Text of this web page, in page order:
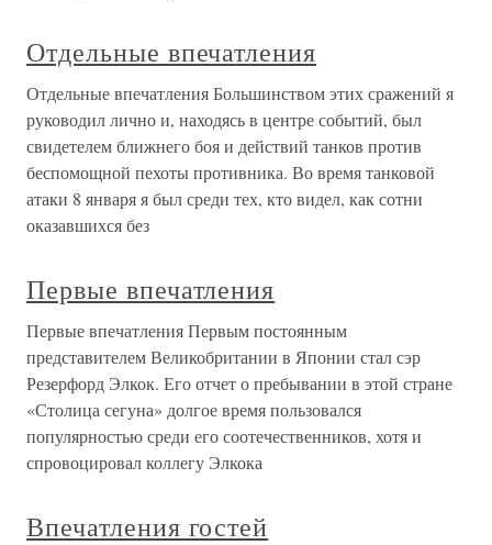
Отдельные впечатления
Отдельные впечатления Большинством этих сражений я
руководил лично и, находясь в центре событий, был
свидетелем ближнего боя и действий танков против
беспомощной пехоты противника. Во время танковой
атаки 8 января я был среди тех, кто видел, как сотни
оказавшихся без
Первые впечатления
Первые впечатления Первым постоянным
представителем Великобритании в Японии стал сэр
Резерфорд Элкок. Его отчет о пребывании в этой стране
«Столица сегуна» долгое время пользовался
популярностью среди его соотечественников, хотя и
спровоцировал коллегу Элкока
Впечатления гостей